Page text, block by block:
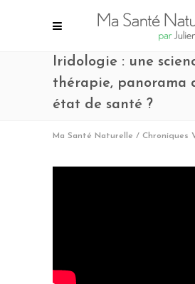
Iridologie : une
thérapie, panorama
état de santé ?
Ma Santé Naturelle / Chroniques